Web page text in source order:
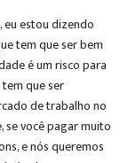
estou dizendo
tem que ser bem
é um risco para
que ser
de trabalho no
se você pagar muito
e nós queremos